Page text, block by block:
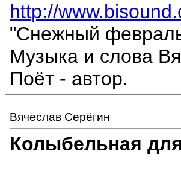
http://
"Снежный
Музыка и слова
Поёт - автор.
Вячеслав Серёгин
Колыбельная